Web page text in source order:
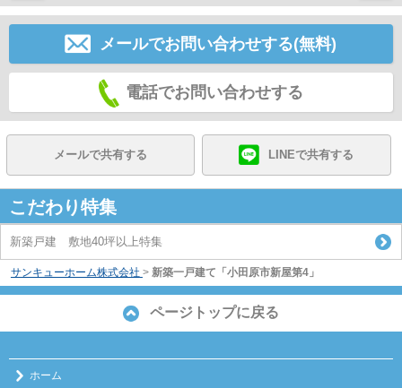
メールでお問い合わせする(無料)
電話でお問い合わせする
メールで共有する LINEで共有する
こだわり特集
新築戸建 敷地40坪以上特集
サンキューホーム株式会社 > 新築一戸建て「小田原市新屋第4」
ページトップに戻る
ホーム